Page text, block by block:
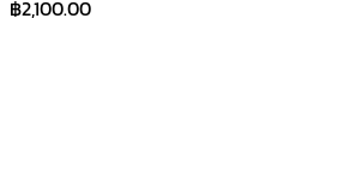
฿2,100.00